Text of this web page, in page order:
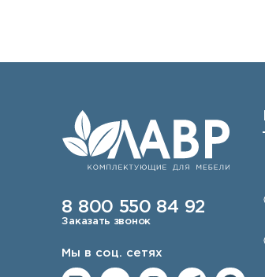
8 800 550 84 92
Заказать звонок
Мы в соц. сетях